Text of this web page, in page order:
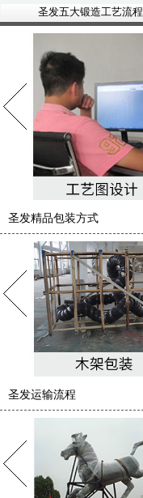
圣发五大锻造工艺流程
圣发精品包装方式
圣发运输流程